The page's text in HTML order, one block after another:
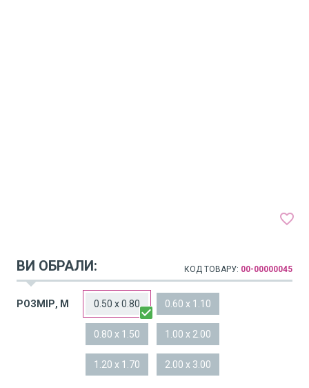
favorite_border
ВИ ОБРАЛИ:
arrow_drop_down КОД ТОВАРУ: 00-00000045
РОЗМІР, М 0.50 x 0.80 0.60 x 1.10
0.80 x 1.50 1.00 x 2.00
1.20 x 1.70 2.00 x 3.00